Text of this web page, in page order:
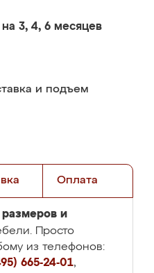
на 3, 4, 6 месяцев
и подъем
Оплата
размеров и
Просто
из телефонов:
665-24-01,